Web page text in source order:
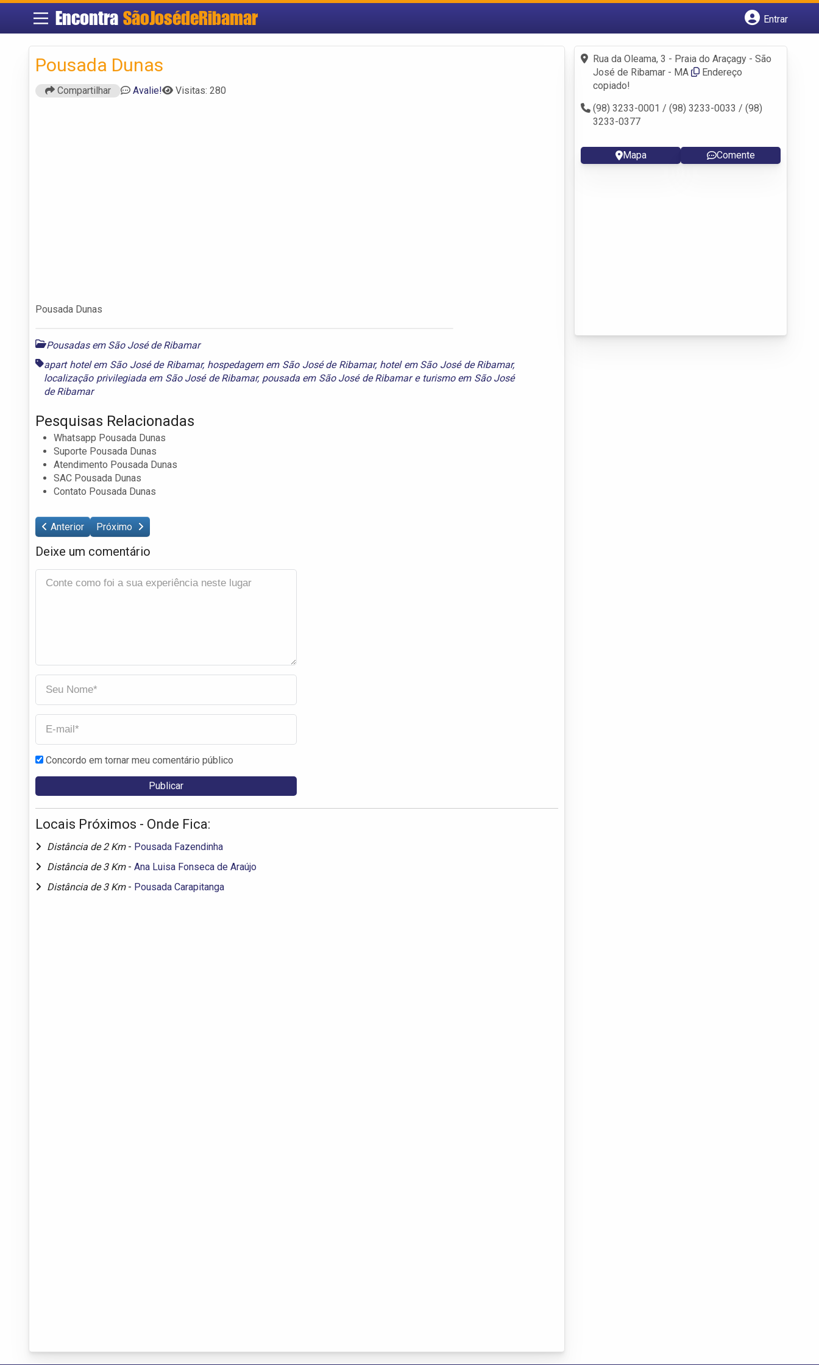
Encontra SãoJosédeRibamar
Entrar
Fazer login
Criar conta
Pousada Dunas
Compartilhar Avalie! Visitas: 280
Pousada Dunas
Pousadas em São José de Ribamar
apart hotel em São José de Ribamar, hospedagem em São José de Ribamar, hotel em São José de Ribamar,
localização privilegiada em São José de Ribamar, pousada em São José de Ribamare turismo em São José
de Ribamar
Pesquisas Relacionadas
Whatsapp Pousada Dunas
Suporte Pousada Dunas
Atendimento Pousada Dunas
SAC Pousada Dunas
Contato Pousada Dunas
Anterior Próximo
Deixe um comentário
Concordo em tornar meu comentário público
Locais Próximos - Onde Fica:
Distância de 2 Km - Pousada Fazendinha
Distância de 3 Km - Ana Luisa Fonseca de Araújo
Distância de 3 Km - Pousada Carapitanga
Rua da Oleama, 3 - Praia do Araçagy - São
José de Ribamar - MA
Endereço
copiado!
(98) 3233-0001 / (98) 3233-0033 / (98)
3233-0377
Mapa Comente